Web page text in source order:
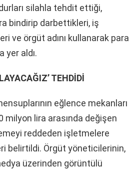
silahla tehdit ettiği,
bindirip darbettikleri, iş
ve örgüt adını kullanarak para
yer aldı.
TEHDİDİ
eğlence mekanları
milyon lira arasında değişen
reddeden işletmelere
belirtildi. Örgüt yöneticilerinin,
üzerinden görüntülü